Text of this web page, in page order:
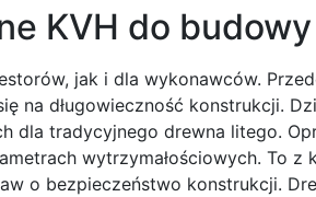
KVH do budowy
jak i dla wykonawców.
na długowieczność konstrukcji.
dla tradycyjnego drewna litego.
wytrzymałościowych. To z
o bezpieczeństwo konstrukcji.